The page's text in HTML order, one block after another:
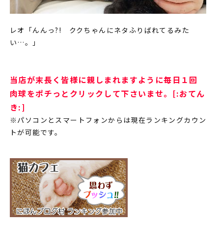
レオ「んんっ?! ククちゃんにネタふりばれてるみた
い…。」
当店が末長く皆様に親しまれますように毎日１回
肉球をポチっとクリックして下さいませ。[:おてん
き:]
※パソコンとスマートフォンからは現在ランキングカウン
トが可能です。